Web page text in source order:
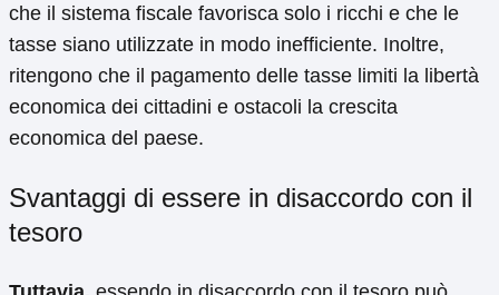
che il sistema fiscale favorisca solo i ricchi e che le
tasse siano utilizzate in modo inefficiente. Inoltre,
ritengono che il pagamento delle tasse limiti la libertà
economica dei cittadini e ostacoli la crescita
economica del paese.
Svantaggi di essere in disaccordo con il
tesoro